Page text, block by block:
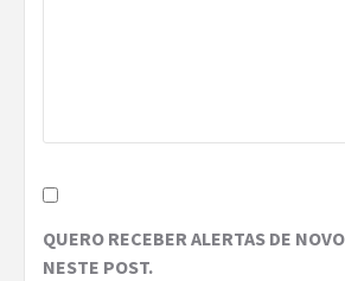
QUERO RECEBER ALERTAS DE
NESTE POST.